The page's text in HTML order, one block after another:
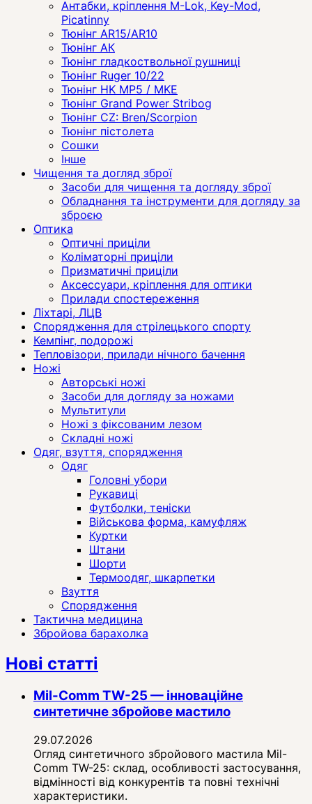
Антабки, кріплення M-Lok, Key-Mod,
Picatinny
Тюнінг AR15/AR10
Тюнінг АК
Тюнінг гладкоствольної рушниці
Тюнінг Ruger 10/22
Тюнінг HK MP5 / MKE
Тюнінг Grand Power Stribog
Тюнінг CZ: Bren/Scorpion
Тюнінг пістолета
Сошки
Інше
Чищення та догляд зброї
Засоби для чищення та догляду зброї
Обладнання та інструменти для догляду за
зброєю
Оптика
Оптичні приціли
Коліматорні приціли
Призматичні приціли
Аксессуари, кріплення для оптики
Прилади спостереження
Ліхтарі, ЛЦВ
Спорядження для стрілецького спорту
Кемпінг, подорожі
Тепловізори, прилади нічного бачення
Ножі
Авторські ножі
Засоби для догляду за ножами
Мультитули
Ножі з фіксованим лезом
Складні ножі
Одяг, взуття, спорядження
Одяг
Головні убори
Рукавиці
Футболки, теніски
Військова форма, камуфляж
Куртки
Штани
Шорти
Термоодяг, шкарпетки
Взуття
Спорядження
Тактична медицина
Збройова барахолка
Нові статті
Mil-Comm TW-25 — інноваційне
синтетичне збройове мастило
29.07.2026
Огляд синтетичного збройового мастила Mil-
Comm TW-25: склад, особливості застосування,
відмінності від конкурентів та повні технічні
характеристики.